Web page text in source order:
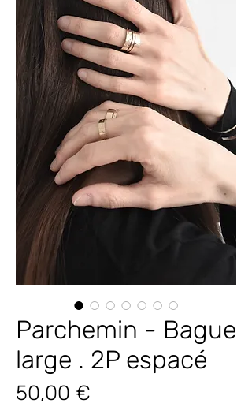
Parchemin - Bague
large . 2P espacé
50,00 €